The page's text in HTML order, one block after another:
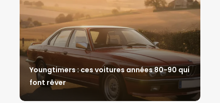
Youngtimers : ces voitures années 80-90 qui
font rêver